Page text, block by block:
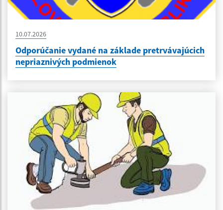
10.07.2026
Odporúčanie vydané na základe pretrvávajúcich
nepriaznivých podmienok